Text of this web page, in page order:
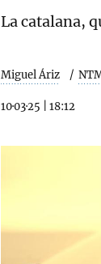
La catalana,
Miguel Áriz
10·03·25 18:12